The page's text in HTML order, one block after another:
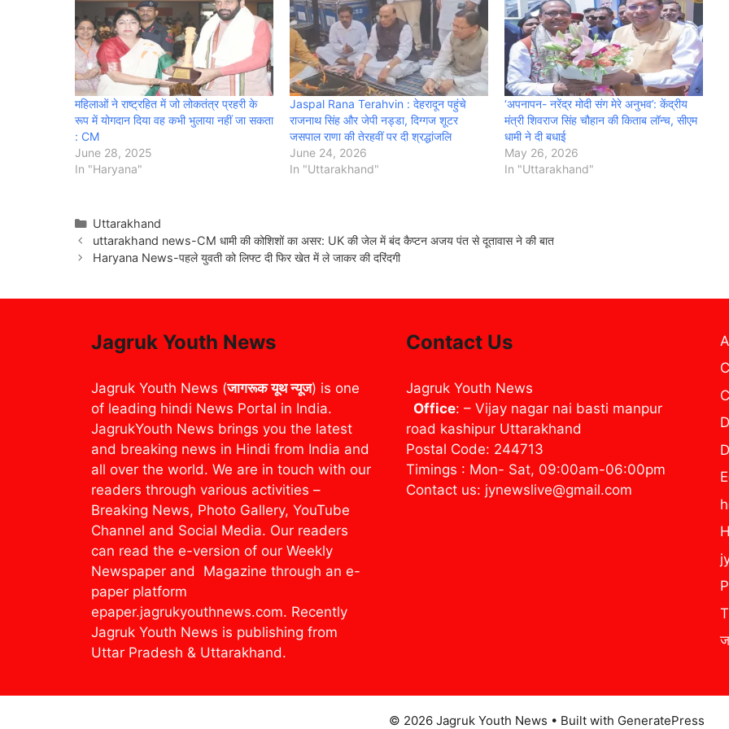
महिलाओं ने राष्ट्रहित में जो लोकतंत्र प्रहरी के
रूप में योगदान दिया वह कभी भुलाया नहीं जा सकता
: CM
June 28, 2025
In "Haryana"
Jaspal Rana Terahvin : देहरादून पहुंचे
राजनाथ सिंह और जेपी नड्डा, दिग्गज शूटर
जसपाल राणा की तेरहवीं पर दी श्रद्धांजलि
June 24, 2026
In "Uttarakhand"
‘अपनापन- नरेंद्र मोदी संग मेरे अनुभव’: केंद्रीय
मंत्री शिवराज सिंह चौहान की किताब लॉन्च, सीएम
धामी ने दी बधाई
May 26, 2026
In "Uttarakhand"
Categories
Uttarakhand
uttarakhand news-CM धामी की कोशिशों का असर: UK की जेल में बंद कैप्टन अजय पंत से दूतावास ने की बात
Haryana News-पहले युवती को लिफ्ट दी फिर खेत में ले जाकर की दरिंदगी
Jagruk Youth News
Jagruk Youth News (जागरूक यूथ न्यूज) is one
of leading hindi News Portal in India.
JagrukYouth News brings you the latest
and breaking news in Hindi from India and
all over the world. We are in touch with our
readers through various activities –
Breaking News, Photo Gallery, YouTube
Channel and Social Media. Our readers
can read the e-version of our Weekly
Newspaper and Magazine through an e-
paper platform
epaper.jagrukyouthnews.com. Recently
Jagruk Youth News is publishing from
Uttar Pradesh & Uttarakhand.
Contact Us
Jagruk Youth News
Office: – Vijay nagar nai basti manpur
road kashipur Uttarakhand
Postal Code: 244713
Timings : Mon- Sat, 09:00am-06:00pm
Contact us: jynewslive@gmail.com
© 2026 Jagruk Youth News • Built with GeneratePress